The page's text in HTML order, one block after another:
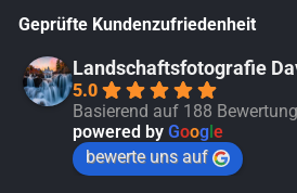
Geprüfte Kundenzufriedenheit
Landschaftsfotografie
5.0
Basierend auf 188
powered by Google
bewerte uns auf